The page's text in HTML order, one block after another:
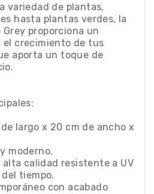
variedad de plantas,
hasta plantas verdes, la
proporciona un
el crecimiento de tus
aporta un toque de
largo x 20 cm de ancho x
moderno.
calidad resistente a UV
tiempo.
con acabado